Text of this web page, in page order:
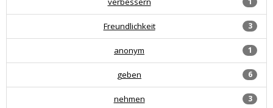
3
Freundlichkeit
1
anonym
6
geben
3
nehmen